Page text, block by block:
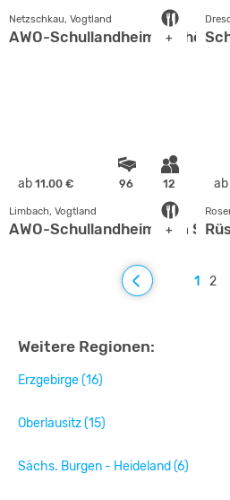
+
Netzschkau, Vogtland
AWO-Schullandheim
ab 11.00 € 96 12
+
Limbach, Vogtland
AWO-Schullandheim "Am
ab
1 2
Weitere Regionen:
Erzgebirge (16)
Oberlausitz (15)
Sächs. Burgen - Heideland (6)